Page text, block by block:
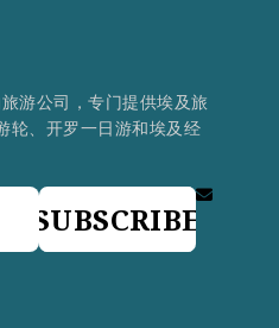
游公司，专门提供埃及旅
轮、开罗一日游和埃及经
SUBSCRIBE